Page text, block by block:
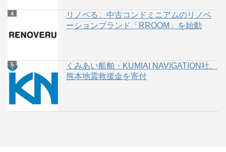
リノベる、中古コンドミニアムのリノベ
ーションブランド「RROOM」を始動
くみあい船舶・KUMIAI NAVIGATION社、
熊本地震救援金を寄付